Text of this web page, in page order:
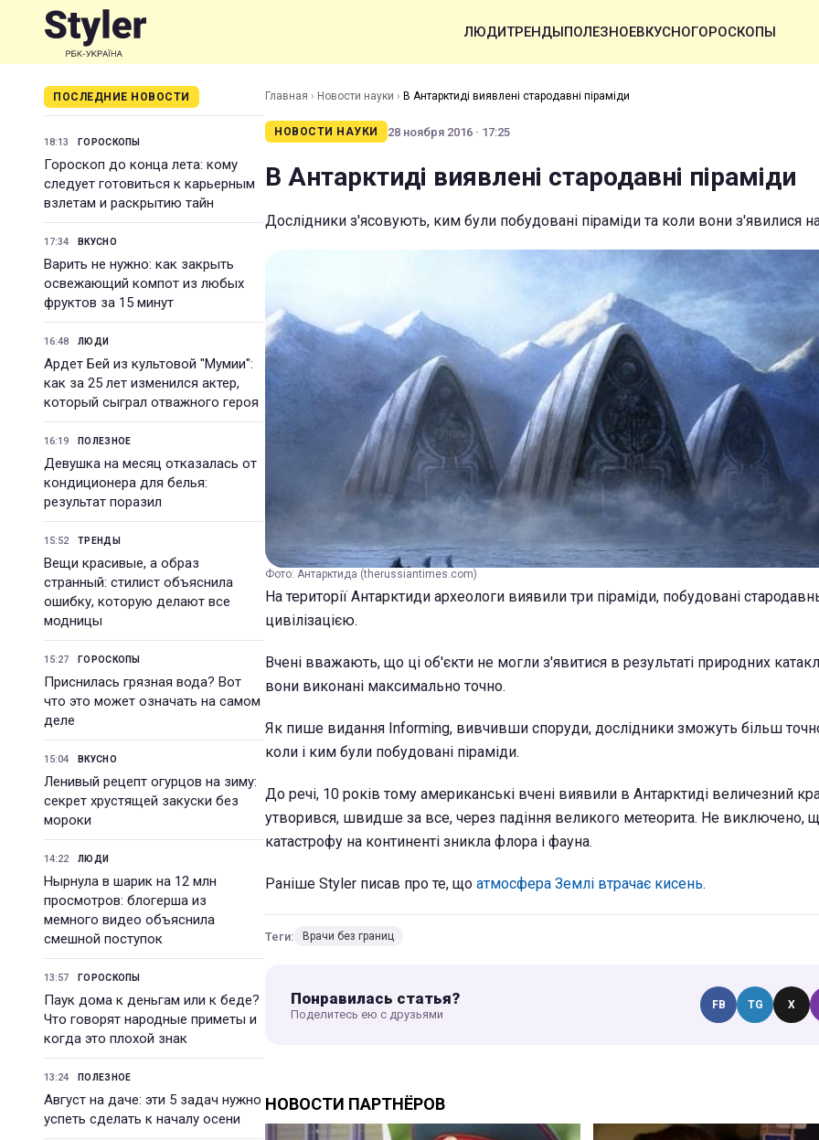
ЛЮДИТРЕНДЫПОЛЕЗНОЕВКУСНОГОРОСКОПЫ
ПОСЛЕДНИЕ НОВОСТИ
18:13 ГОРОСКОПЫ
Гороскоп до конца лета: кому
следует готовиться к карьерным
взлетам и раскрытию тайн
17:34 ВКУСНО
Варить не нужно: как закрыть
освежающий компот из любых
фруктов за 15 минут
16:48 ЛЮДИ
Ардет Бей из культовой "Мумии":
как за 25 лет изменился актер,
который сыграл отважного героя
16:19 ПОЛЕЗНОЕ
Девушка на месяц отказалась от
кондиционера для белья:
результат поразил
15:52 ТРЕНДЫ
Вещи красивые, а образ
странный: стилист объяснила
ошибку, которую делают все
модницы
15:27 ГОРОСКОПЫ
Приснилась грязная вода? Вот
что это может означать на самом
деле
15:04 ВКУСНО
Ленивый рецепт огурцов на зиму:
секрет хрустящей закуски без
мороки
14:22 ЛЮДИ
Нырнула в шарик на 12 млн
просмотров: блогерша из
мемного видео объяснила
смешной поступок
13:57 ГОРОСКОПЫ
Паук дома к деньгам или к беде?
Что говорят народные приметы и
когда это плохой знак
13:24 ПОЛЕЗНОЕ
Август на даче: эти 5 задач нужно
успеть сделать к началу осени
Главная › Новости науки › В Антарктиді виявлені стародавні піраміди
НОВОСТИ НАУКИ 28 ноября 2016 · 17:25
В Антарктиді виявлені стародавні піраміди
Дослідники з'ясовують, ким були побудовані піраміди та коли вони з'явилися
Фото: Антарктида (therussiantimes.com)
На території Антарктиди археологи виявили три піраміди, побудовані
цивілізацією.
Вчені вважають, що ці об'єкти не могли з'явитися в результаті природних
вони виконані максимально точно.
Як пише видання Informing, вивчивши споруди, дослідники зможуть більш
коли і ким були побудовані піраміди.
До речі, 10 років тому американські вчені виявили в Антарктиді величезний
утворився, швидше за все, через падіння великого метеорита. Не виключено,
катастрофу на континенті зникла флора і фауна.
Раніше Styler писав про те, що атмосфера Землі втрачає кисень.
Теги: Врачи без границ
Понравилась статья?
Поделитесь ею с друзьями
FB TG X